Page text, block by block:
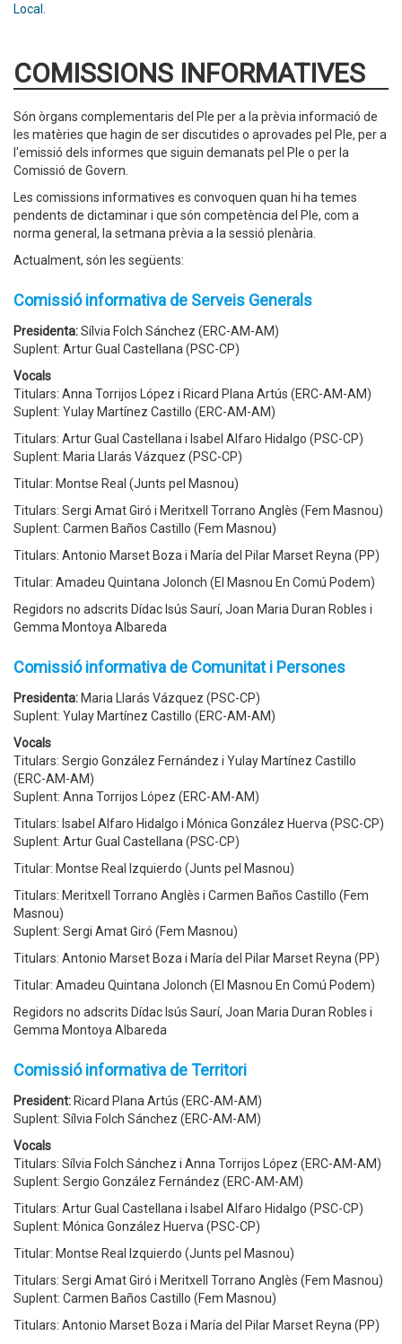
Local
COMISSIONS INFORMATIVES
Són òrgans complementaris del Ple per a la prèvia informació de
les matèries que hagin de ser discutides o aprovades pel Ple, per a
l'emissió dels informes que siguin demanats pel Ple o per la
Comissió de Govern.
Les comissions informatives es convoquen quan hi ha temes
pendents de dictaminar i que són competència del Ple, com a
norma general, la setmana prèvia a la sessió plenària.
Actualment, són les següents:
Comissió informativa de Serveis Generals
Presidenta:Sílvia Folch Sánchez (ERC-AM-AM)
Suplent: Artur Gual Castellana (PSC-CP)
Vocals
Titulars: Anna Torrijos López i Ricard Plana Artús (ERC-AM-AM)
Suplent: Yulay Martínez Castillo (ERC-AM-AM)
Titulars: Artur Gual Castellana i Isabel Alfaro Hidalgo (PSC-CP)
Suplent: Maria Llarás Vázquez (PSC-CP)
Titular: Montse Real (Junts pel Masnou)
Titulars: Sergi Amat Giró i Meritxell Torrano Anglès (Fem Masnou)
Suplent: Carmen Baños Castillo (Fem Masnou)
Titulars: Antonio Marset Boza i María del Pilar Marset Reyna (PP)
Titular: Amadeu Quintana Jolonch (El Masnou En Comú Podem)
Regidors no adscrits Dídac Isús Saurí, Joan Maria Duran Robles i
Gemma Montoya Albareda
Comissió informativa de Comunitat i Persones
Presidenta: Maria Llarás Vázquez (PSC-CP)
Suplent: Yulay Martínez Castillo (ERC-AM-AM)
Vocals
Titulars: Sergio González Fernández i Yulay Martínez Castillo
(ERC-AM-AM)
Suplent: Anna Torrijos López (ERC-AM-AM)
Titulars: Isabel Alfaro Hidalgo i Mónica González Huerva (PSC-CP)
Suplent: Artur Gual Castellana (PSC-CP)
Titular: Montse Real Izquierdo (Junts pel Masnou)
Titulars: Meritxell Torrano Anglès i Carmen Baños Castillo (Fem
Masnou)
Suplent: Sergi Amat Giró (Fem Masnou)
Titulars: Antonio Marset Boza i María del Pilar Marset Reyna (PP)
Titular: Amadeu Quintana Jolonch (El Masnou En Comú Podem)
Regidors no adscrits Dídac Isús Saurí, Joan Maria Duran Robles i
Gemma Montoya Albareda
Comissió informativa de Territori
President: Ricard Plana Artús (ERC-AM-AM)
Suplent: Sílvia Folch Sánchez (ERC-AM-AM)
Vocals
Titulars: Sílvia Folch Sánchez i Anna Torrijos López (ERC-AM-AM)
Suplent: Sergio González Fernández (ERC-AM-AM)
Titulars: Artur Gual Castellana i Isabel Alfaro Hidalgo (PSC-CP)
Suplent: Mónica González Huerva (PSC-CP)
Titular: Montse Real Izquierdo (Junts pel Masnou)
Titulars: Sergi Amat Giró i Meritxell Torrano Anglès (Fem Masnou)
Suplent: Carmen Baños Castillo (Fem Masnou)
Titulars: Antonio Marset Boza i María del Pilar Marset Reyna (PP)